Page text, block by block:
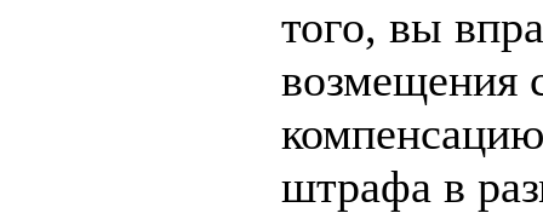
того, вы
возмещения
штрафа в